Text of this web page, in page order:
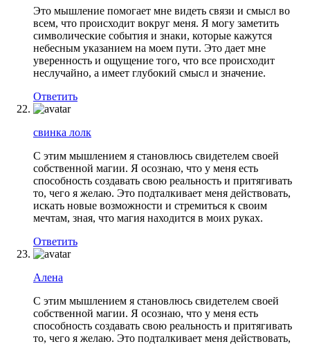
Это мышление помогает мне видеть связи и смысл во
всем, что происходит вокруг меня. Я могу заметить
символические события и знаки, которые кажутся
небесным указанием на моем пути. Это дает мне
уверенность и ощущение того, что все происходит
неслучайно, а имеет глубокий смысл и значение.
Ответить
свинка лолк
С этим мышлением я становлюсь свидетелем своей
собственной магии. Я осознаю, что у меня есть
способность создавать свою реальность и притягивать
то, чего я желаю. Это подталкивает меня действовать,
искать новые возможности и стремиться к своим
мечтам, зная, что магия находится в моих руках.
Ответить
Алена
С этим мышлением я становлюсь свидетелем своей
собственной магии. Я осознаю, что у меня есть
способность создавать свою реальность и притягивать
то, чего я желаю. Это подталкивает меня действовать,